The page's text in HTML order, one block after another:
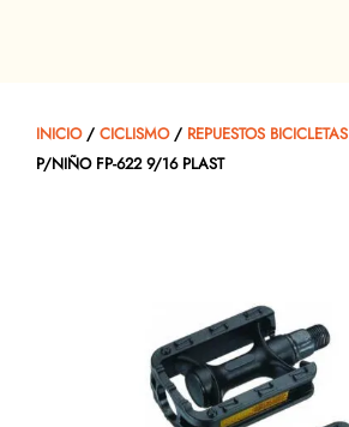
INICIO/ CICLISMO/ REPUESTOS BICICLETAS
P/NIÑO FP-622 9/16 PLAST